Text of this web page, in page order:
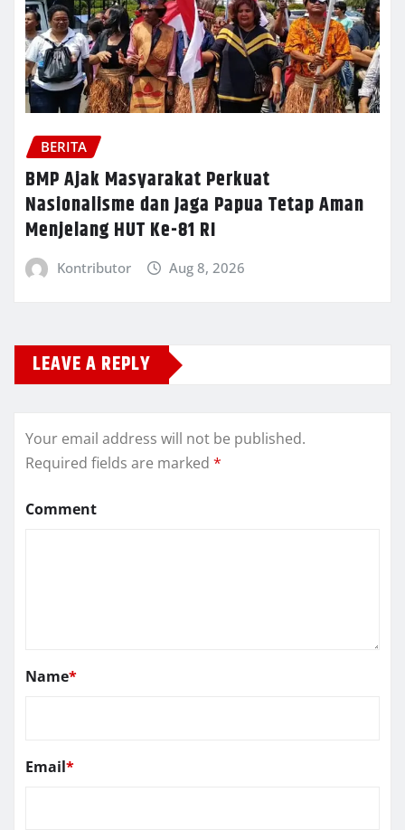
BERITA
BMP Ajak Masyarakat Perkuat
Nasionalisme dan Jaga Papua Tetap Aman
Menjelang HUT Ke-81 RI
Kontributor Aug 8, 2026
LEAVE A REPLY
Your email address will not be published.
Required fields are marked *
Comment
Name*
Email*